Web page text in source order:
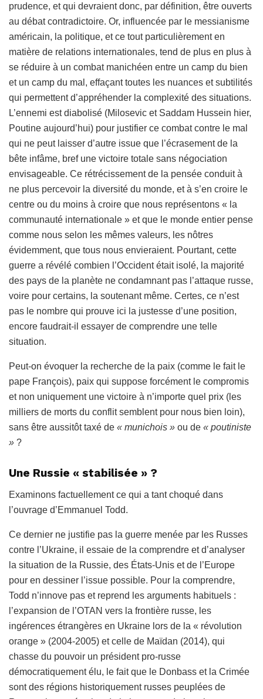
prudence, et qui devraient donc, par définition, être ouverts
au débat contradictoire. Or, influencée par le messianisme
américain, la politique, et ce tout particulièrement en
matière de relations internationales, tend de plus en plus à
se réduire à un combat manichéen entre un camp du bien
et un camp du mal, effaçant toutes les nuances et subtilités
qui permettent d’appréhender la complexité des situations.
L’ennemi est diabolisé (Milosevic et Saddam Hussein hier,
Poutine aujourd’hui) pour justifier ce combat contre le mal
qui ne peut laisser d’autre issue que l’écrasement de la
bête infâme, bref une victoire totale sans négociation
envisageable. Ce rétrécissement de la pensée conduit à
ne plus percevoir la diversité du monde, et à s’en croire le
centre ou du moins à croire que nous représentons « la
communauté internationale » et que le monde entier pense
comme nous selon les mêmes valeurs, les nôtres
évidemment, que tous nous envieraient. Pourtant, cette
guerre a révélé combien l’Occident était isolé, la majorité
des pays de la planète ne condamnant pas l’attaque russe,
voire pour certains, la soutenant même. Certes, ce n’est
pas le nombre qui prouve ici la justesse d’une position,
encore faudrait-il essayer de comprendre une telle
situation.
Peut-on évoquer la recherche de la paix (comme le fait le
pape François), paix qui suppose forcément le compromis
et non uniquement une victoire à n’importe quel prix (les
milliers de morts du conflit semblent pour nous bien loin),
sans être aussitôt taxé de « munichois » ou de « poutiniste
» ?
Une Russie « stabilisée » ?
Examinons factuellement ce qui a tant choqué dans
l’ouvrage d’Emmanuel Todd.
Ce dernier ne justifie pas la guerre menée par les Russes
contre l’Ukraine, il essaie de la comprendre et d’analyser
la situation de la Russie, des États-Unis et de l’Europe
pour en dessiner l’issue possible. Pour la comprendre,
Todd n’innove pas et reprend les arguments habituels :
l’expansion de l’OTAN vers la frontière russe, les
ingérences étrangères en Ukraine lors de la « révolution
orange » (2004-2005) et celle de Maïdan (2014), qui
chasse du pouvoir un président pro-russe
démocratiquement élu, le fait que le Donbass et la Crimée
sont des régions historiquement russes peuplées de